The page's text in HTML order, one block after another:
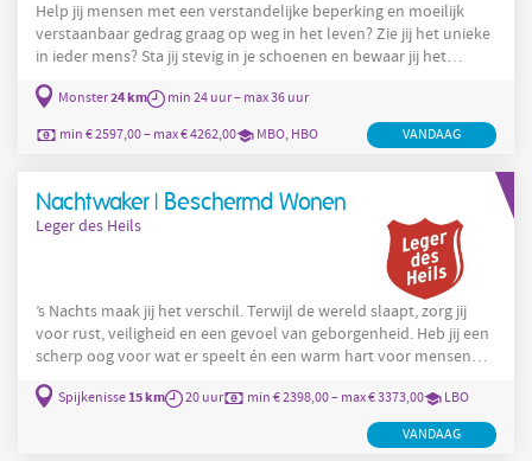
Help jij mensen met een verstandelijke beperking en moeilijk
verstaanbaar gedrag graag op weg in het leven? Zie jij het unieke
in ieder mens? Sta jij stevig in je schoenen en bewaar jij het
overzicht in hectische situaties? Kom dan werken bij 's Heeren
Loo als begeleider moeilijk verstaanbaar gedrag op ons
woonzorgpark in Monster. Waarom deze baan bij jou past? Op
Vijverweg 6 wonen zeven bewoners met een zeer intensieve
Monster24 km min 24 uur – max 36 uur
min € 2597,00 – max € 4262,00 MBO, HBO VANDAAG
Nachtwaker | Beschermd Wonen
Leger des Heils
’s Nachts maak jij het verschil. Terwijl de wereld slaapt, zorg jij
voor rust, veiligheid en een gevoel van geborgenheid. Heb jij een
scherp oog voor wat er speelt én een warm hart voor mensen
met complexe problematiek? Dan zoeken wij jou. Wat ga je doen?
Als nachtwaker bij Domus(+) Spijkenisse ben jij verantwoordelijk
voor een veilige en stabiele nacht voor onze bewoners. Jij houdt
overzicht, signaleert wat er speelt en grijpt in wanneer dat nodig
Spijkenisse15 km 20 uur min € 2398,00 – max € 3373,00 LBO
VANDAAG